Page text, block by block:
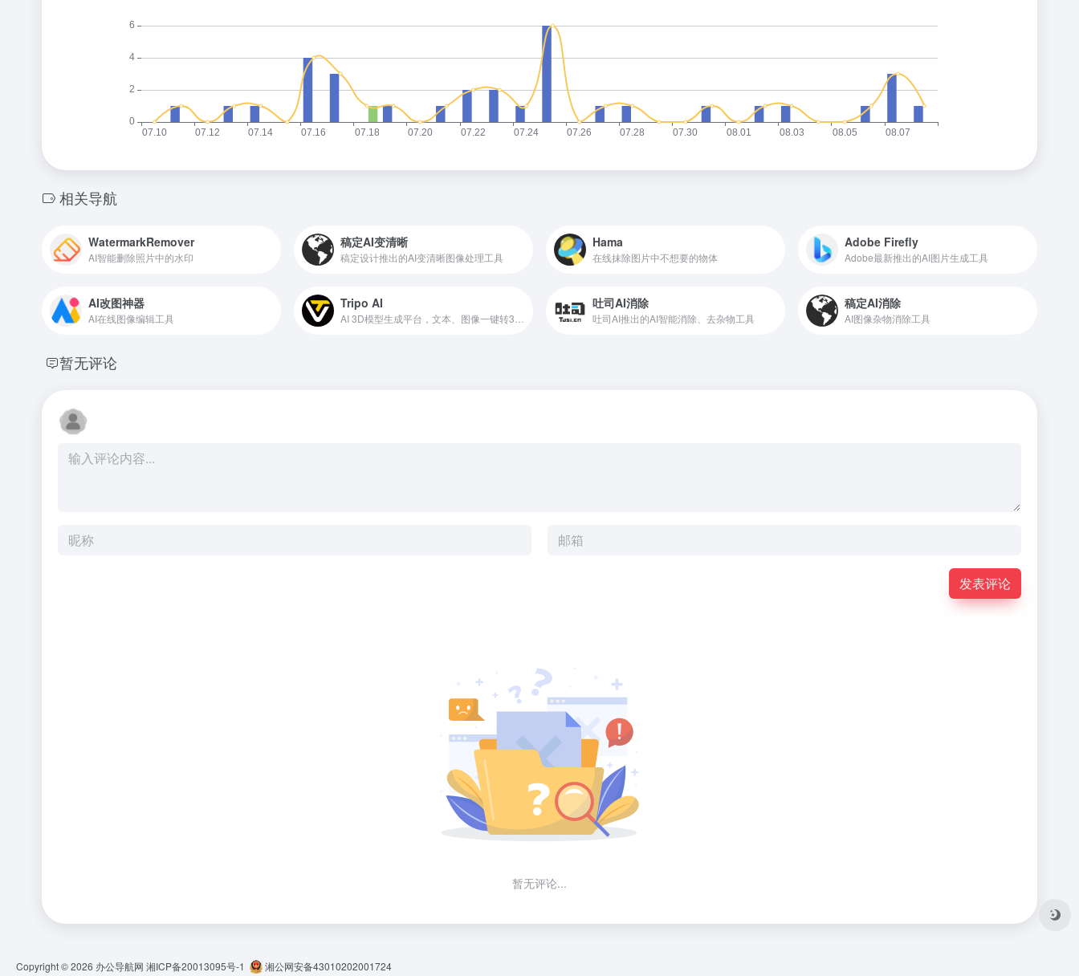
相关导航
WatermarkRemover
AI智能删除照片中的水印
稿定AI变清晰
稿定设计推出的AI变清晰图像处理工具
Hama
在线抹除图片中不想要的物体
Adobe Firefly
Adobe最新推出的AI图片生成工具
AI改图神器
AI在线图像编辑工具
Tripo AI 吐司AI消除
吐司AI推出的AI智能消除、去杂物工具
稿定AI消除
AI图像杂物消除工具
暂无评论
发表评论
暂无评论...
Copyright © 2026 办公导航网 湘ICP备20013095号-1 湘公网安备43010202001724